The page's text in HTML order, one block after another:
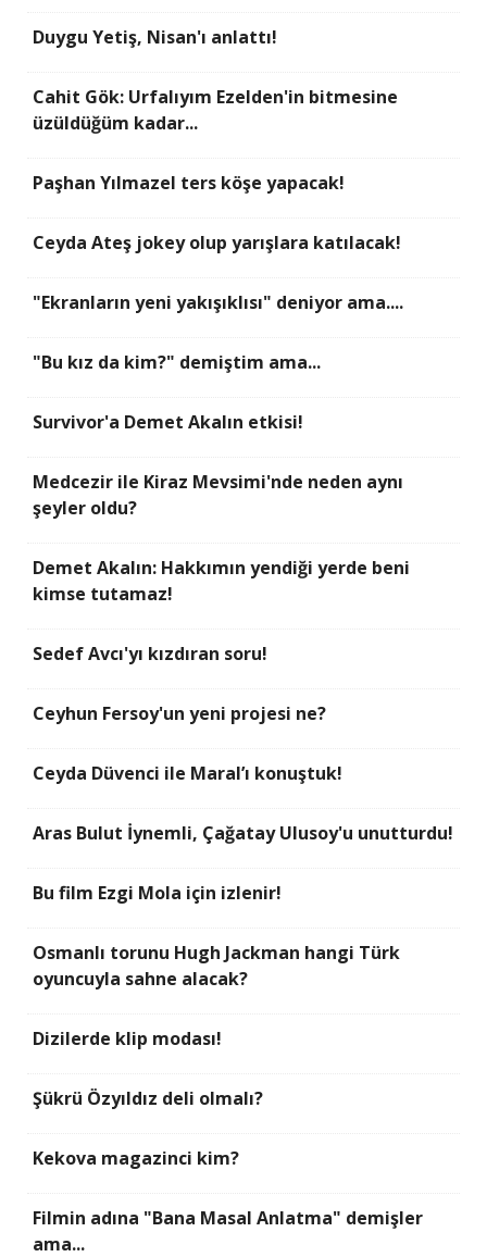
Duygu Yetiş, Nisan'ı anlattı!
Cahit Gök: Urfalıyım Ezelden'in bitmesine
üzüldüğüm kadar...
Paşhan Yılmazel ters köşe yapacak!
Ceyda Ateş jokey olup yarışlara katılacak!
"Ekranların yeni yakışıklısı" deniyor ama....
"Bu kız da kim?" demiştim ama...
Survivor'a Demet Akalın etkisi!
Medcezir ile Kiraz Mevsimi'nde neden aynı
şeyler oldu?
Demet Akalın: Hakkımın yendiği yerde beni
kimse tutamaz!
Sedef Avcı'yı kızdıran soru!
Ceyhun Fersoy'un yeni projesi ne?
Ceyda Düvenci ile Maral’ı konuştuk!
Aras Bulut İynemli, Çağatay Ulusoy'u unutturdu!
Bu film Ezgi Mola için izlenir!
Osmanlı torunu Hugh Jackman hangi Türk
oyuncuyla sahne alacak?
Dizilerde klip modası!
Şükrü Özyıldız deli olmalı?
Kekova magazinci kim?
Filmin adına "Bana Masal Anlatma" demişler
ama...